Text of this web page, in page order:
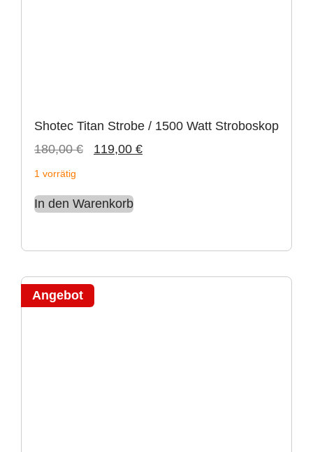
Shotec Titan Strobe / 1500 Watt Stroboskop
180,00€ 119,00 €
1 vorrätig
In den Warenkorb
Angebot